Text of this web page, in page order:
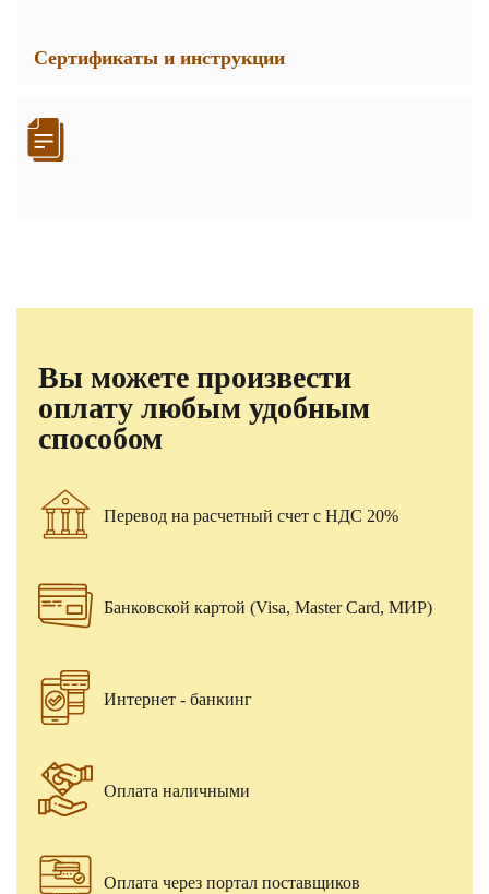
Сертификаты и инструкции
Вы можете произвести
оплату любым удобным
способом
Перевод на расчетный счет с НДС 20%
Банковской картой (Visa, Master Card, МИР)
Интернет - банкинг
Оплата наличными
Оплата через портал поставщиков